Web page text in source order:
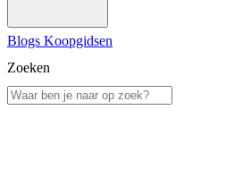
Blogs Koopgidsen
Zoeken